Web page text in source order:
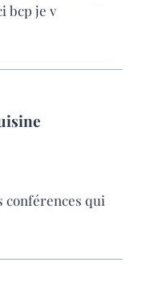
bcp je v
conférences qui